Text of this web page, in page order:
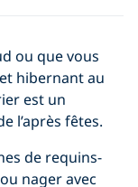
ou que vous
hibernant au
est un
l’après fêtes.
de requins-
nager avec